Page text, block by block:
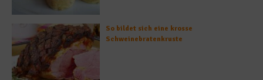
So bildet sich eine krosse
Schweinebratenkruste